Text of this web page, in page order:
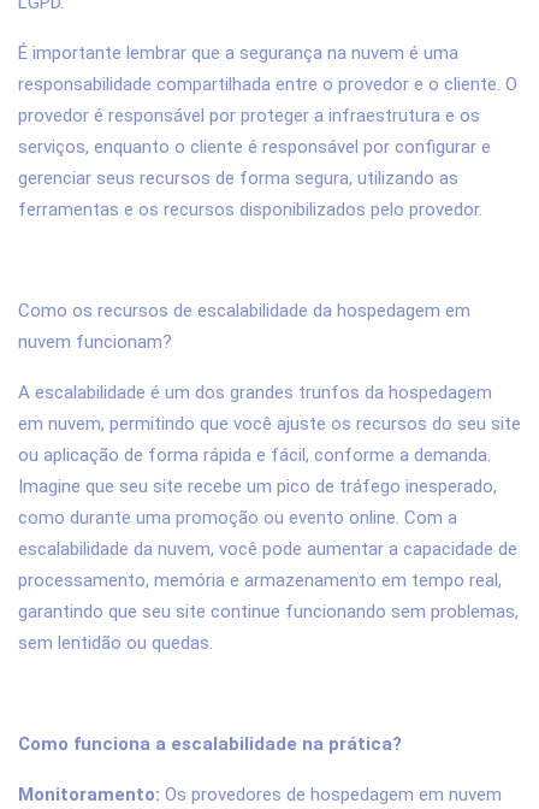
É importante lembrar que a segurança na nuvem é uma
responsabilidade compartilhada entre o provedor e o cliente. O
provedor é responsável por proteger a infraestrutura e os
serviços, enquanto o cliente é responsável por configurar e
gerenciar seus recursos de forma segura, utilizando as
ferramentas e os recursos disponibilizados pelo provedor.
Como os recursos de escalabilidade da hospedagem em
nuvem funcionam?
A escalabilidade é um dos grandes trunfos da hospedagem
em nuvem, permitindo que você ajuste os recursos do seu site
ou aplicação de forma rápida e fácil, conforme a demanda.
Imagine que seu site recebe um pico de tráfego inesperado,
como durante uma promoção ou evento online. Com a
escalabilidade da nuvem, você pode aumentar a capacidade de
processamento, memória e armazenamento em tempo real,
garantindo que seu site continue funcionando sem problemas,
sem lentidão ou quedas.
Como funciona a escalabilidade na prática?
Monitoramento: Os provedores de hospedagem em nuvem